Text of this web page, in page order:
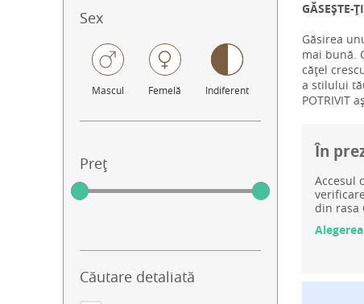
Sex
Mascul Femelă Indiferent
Preț
Căutare detaliată
GĂSEȘTE-
Găsirea
mai bună.
cățel
a stilului
POTRIVIT
În
Accesul
din rasa